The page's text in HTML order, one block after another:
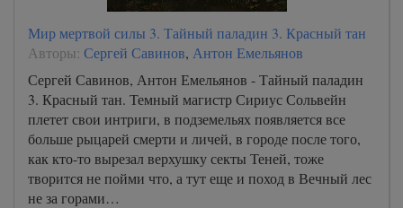
Мир мертвой силы 3. Тайный паладин 3. Красный тан
Авторы: Сергей Савинов, Антон Емельянов
Сергей Савинов, Антон Емельянов - Тайный паладин
3. Красный тан. Темный магистр Сириус Сольвейн
плетет свои интриги, в подземельях появляется все
больше рыцарей смерти и личей, в городе после того,
как кто-то вырезал верхушку секты Теней, тоже
творится не пойми что, а тут еще и поход в Вечный лес
не за горами…